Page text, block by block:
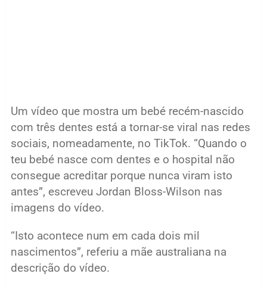
Um vídeo que mostra um bebé recém-nascido
com três dentes está a tornar-se viral nas redes
sociais, nomeadamente, no TikTok. “Quando o
teu bebé nasce com dentes e o hospital não
consegue acreditar porque nunca viram isto
antes”, escreveu Jordan Bloss-Wilson nas
imagens do vídeo.
“Isto acontece num em cada dois mil
nascimentos”, referiu a mãe australiana na
descrição do vídeo.